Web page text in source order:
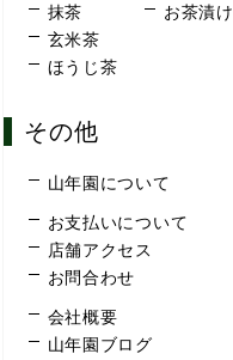
抹茶
玄米茶
ほうじ茶
お茶漬け
その他
山年園について
お支払いについて
店舗アクセス
お問合わせ
会社概要
山年園ブログ